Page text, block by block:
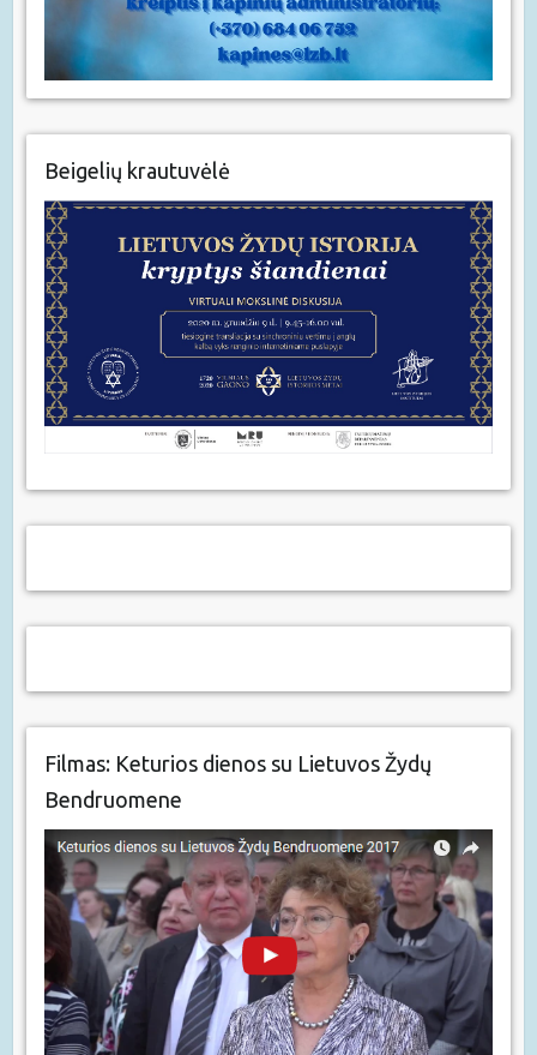
Beigelių krautuvėlė
Filmas: Keturios dienos su Lietuvos Žydų
Bendruomene